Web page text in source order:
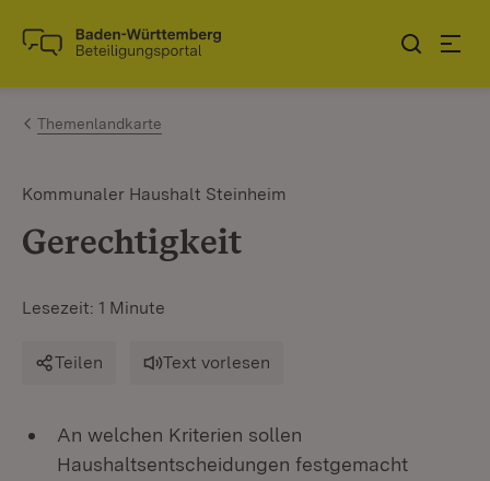
Zum Inhalt springen
Link zur Startseite
Themenlandkarte
Kommunaler Haushalt Steinheim
Gerechtigkeit
Lesezeit: 1 Minute
Teilen Text vorlesen
An welchen Kriterien sollen
Haushaltsentscheidungen festgemacht